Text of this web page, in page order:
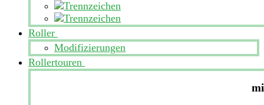
Roller
Modifizierungen
Rollertouren